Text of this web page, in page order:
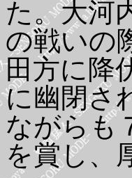
た。大河
の戦いの
田方に降
に幽閉さ
ながらも
を賞し、